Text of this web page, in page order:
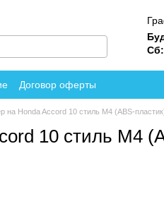
Сб:
Договор оферты
на Honda Accord 10 стиль М4 (ABS-
10 стиль М4